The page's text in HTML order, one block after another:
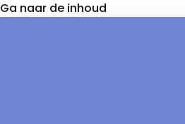
Ga naar de inhoud